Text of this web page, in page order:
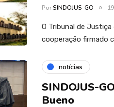
PorSINDOJUS-GO
O Tribunal de
cooperação firmado
notícias
SINDOJUS-
Bueno